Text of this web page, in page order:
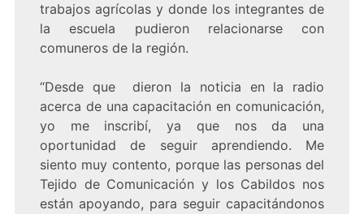
trabajos agrícolas y donde los integrantes de
la escuela pudieron relacionarse con
comuneros de la región.
“Desde que dieron la noticia en la radio
acerca de una capacitación en comunicación,
yo me inscribí, ya que nos da una
oportunidad de seguir aprendiendo. Me
siento muy contento, porque las personas del
Tejido de Comunicación y los Cabildos nos
están apoyando, para seguir capacitándonos